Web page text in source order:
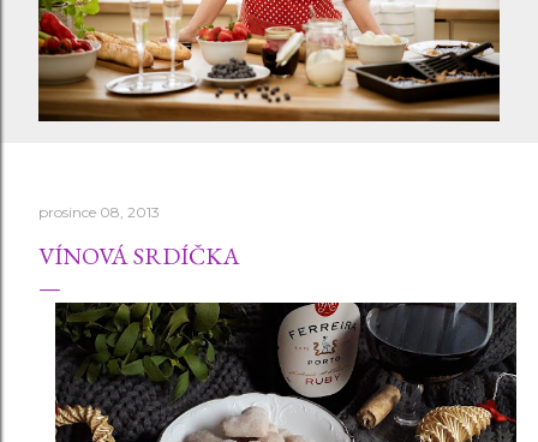
prosince 08, 2013
VÍNOVÁ SRDÍČKA